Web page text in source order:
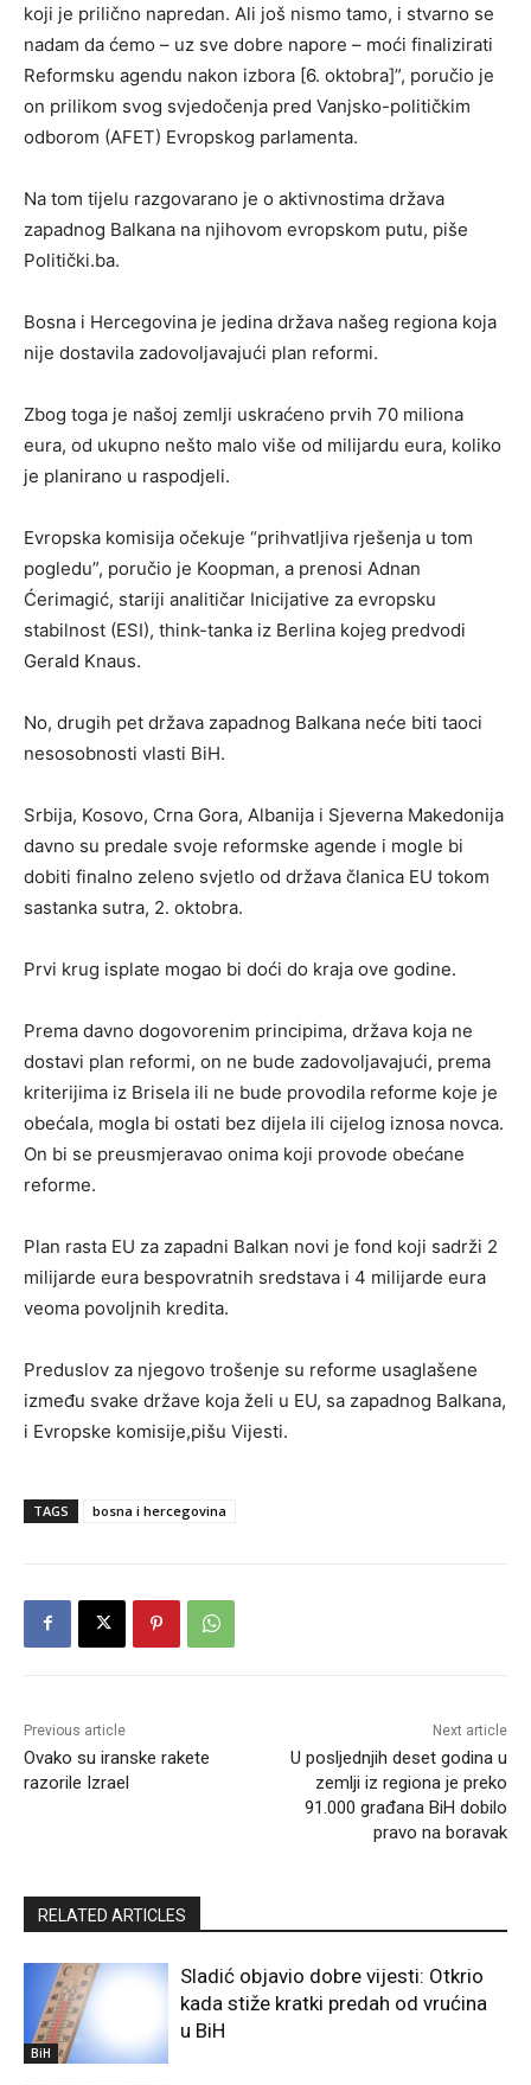
koji je prilično napredan. Ali još nismo tamo, i stvarno se
nadam da ćemo – uz sve dobre napore – moći finalizirati
Reformsku agendu nakon izbora [6. oktobra]”, poručio je
on prilikom svog svjedočenja pred Vanjsko-političkim
odborom (AFET) Evropskog parlamenta.
Na tom tijelu razgovarano je o aktivnostima država
zapadnog Balkana na njihovom evropskom putu, piše
Politički.ba.
Bosna i Hercegovina je jedina država našeg regiona koja
nije dostavila zadovoljavajući plan reformi.
Zbog toga je našoj zemlji uskraćeno prvih 70 miliona
eura, od ukupno nešto malo više od milijardu eura, koliko
je planirano u raspodjeli.
Evropska komisija očekuje “prihvatljiva rješenja u tom
pogledu”, poručio je Koopman, a prenosi Adnan
Ćerimagić, stariji analitičar Inicijative za evropsku
stabilnost (ESI), think-tanka iz Berlina kojeg predvodi
Gerald Knaus.
No, drugih pet država zapadnog Balkana neće biti taoci
nesosobnosti vlasti BiH.
Srbija, Kosovo, Crna Gora, Albanija i Sjeverna Makedonija
davno su predale svoje reformske agende i mogle bi
dobiti finalno zeleno svjetlo od država članica EU tokom
sastanka sutra, 2. oktobra.
Prvi krug isplate mogao bi doći do kraja ove godine.
Prema davno dogovorenim principima, država koja ne
dostavi plan reformi, on ne bude zadovoljavajući, prema
kriterijima iz Brisela ili ne bude provodila reforme koje je
obećala, mogla bi ostati bez dijela ili cijelog iznosa novca.
On bi se preusmjeravao onima koji provode obećane
reforme.
Plan rasta EU za zapadni Balkan novi je fond koji sadrži 2
milijarde eura bespovratnih sredstava i 4 milijarde eura
veoma povoljnih kredita.
Preduslov za njegovo trošenje su reforme usaglašene
između svake države koja želi u EU, sa zapadnog Balkana,
i Evropske komisije,pišu Vijesti.
TAGS bosna i hercegovina
Previous article
Ovako su iranske rakete
razorile Izrael
Next article
U posljednjih deset godina u
zemlji iz regiona je preko
91.000 građana BiH dobilo
pravo na boravak
RELATED ARTICLES
BiH
Sladić objavio dobre vijesti: Otkrio
kada stiže kratki predah od vrućina
u BiH